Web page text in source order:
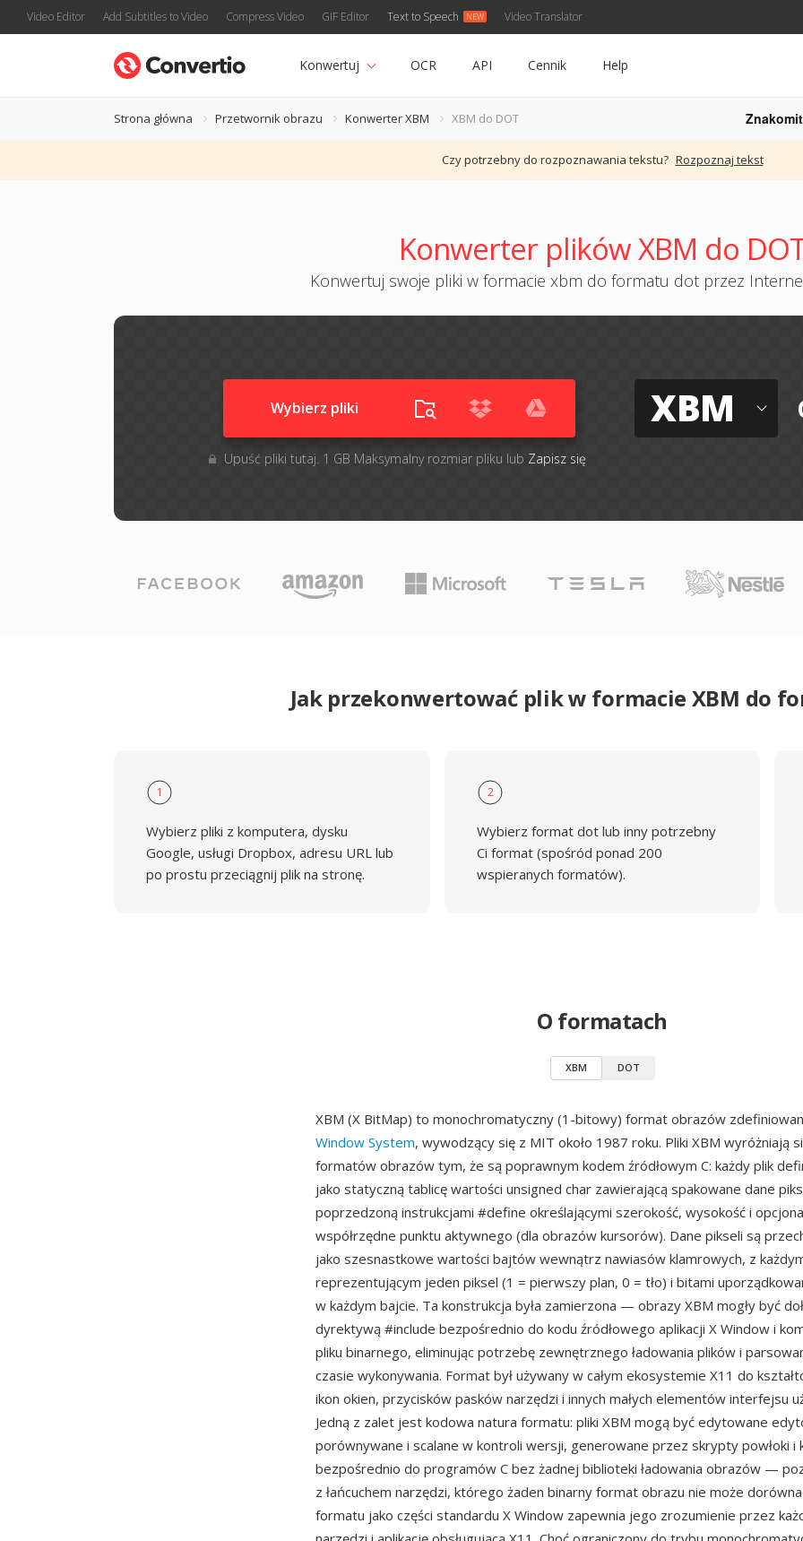
Video Editor Add Subtitles to Video Compress Video GIF Editor Text to Speech Video Translator
Konwertuj OCR API Cennik Help
Strona główna Przetwornik obrazu Konwerter XBM XBM do DOT
Czy potrzebny do rozpoznawania tekstu? Rozpoznaj tekst
Konwerter plików XBM do
Konwertuj swoje pliki w formacie xbm do formatu dot przez
Wybierz pliki
Upuść pliki tutaj. 1 GB Maksymalny rozmiar pliku lub Zapisz się
XBM
Jak przekonwertować plik w formacie XBM do
1
Wybierz pliki z komputera, dysku
Google, usługi Dropbox, adresu URL lub
po prostu przeciągnij plik na stronę.
2
Wybierz format dot lub inny potrzebny
Ci format (spośród ponad 200
wspieranych formatów).
O formatach
XBM DOT
XBM (X BitMap) to monochromatyczny (1-bitowy) format obrazów
Window System, wywodzący się z MIT około 1987 roku. Pliki XBM wyróżniają
formatów obrazów tym, że są poprawnym kodem źródłowym C: każdy plik
jako statyczną tablicę wartości unsigned char zawierającą spakowane dane
poprzedzoną instrukcjami #define określającymi szerokość, wysokość i
współrzędne punktu aktywnego (dla obrazów kursorów). Dane pikseli są
jako szesnastkowe wartości bajtów wewnątrz nawiasów klamrowych, z
reprezentującym jeden piksel (1 = pierwszy plan, 0 = tło) i bitami
w każdym bajcie. Ta konstrukcja była zamierzona — obrazy XBM mogły być
dyrektywą #include bezpośrednio do kodu źródłowego aplikacji X Window i
pliku binarnego, eliminując potrzebę zewnętrznego ładowania plików i
czasie wykonywania. Format był używany w całym ekosystemie X11 do
ikon okien, przycisków pasków narzędzi i innych małych elementów interfejsu
Jedną z zalet jest kodowa natura formatu: pliki XBM mogą być edytowane
porównywane i scalane w kontroli wersji, generowane przez skrypty powłoki i
bezpośrednio do programów C bez żadnej biblioteki ładowania obrazów —
z łańcuchem narzędzi, którego żaden binarny format obrazu nie może
formatu jako części standardu X Window zapewnia jego zrozumienie przez